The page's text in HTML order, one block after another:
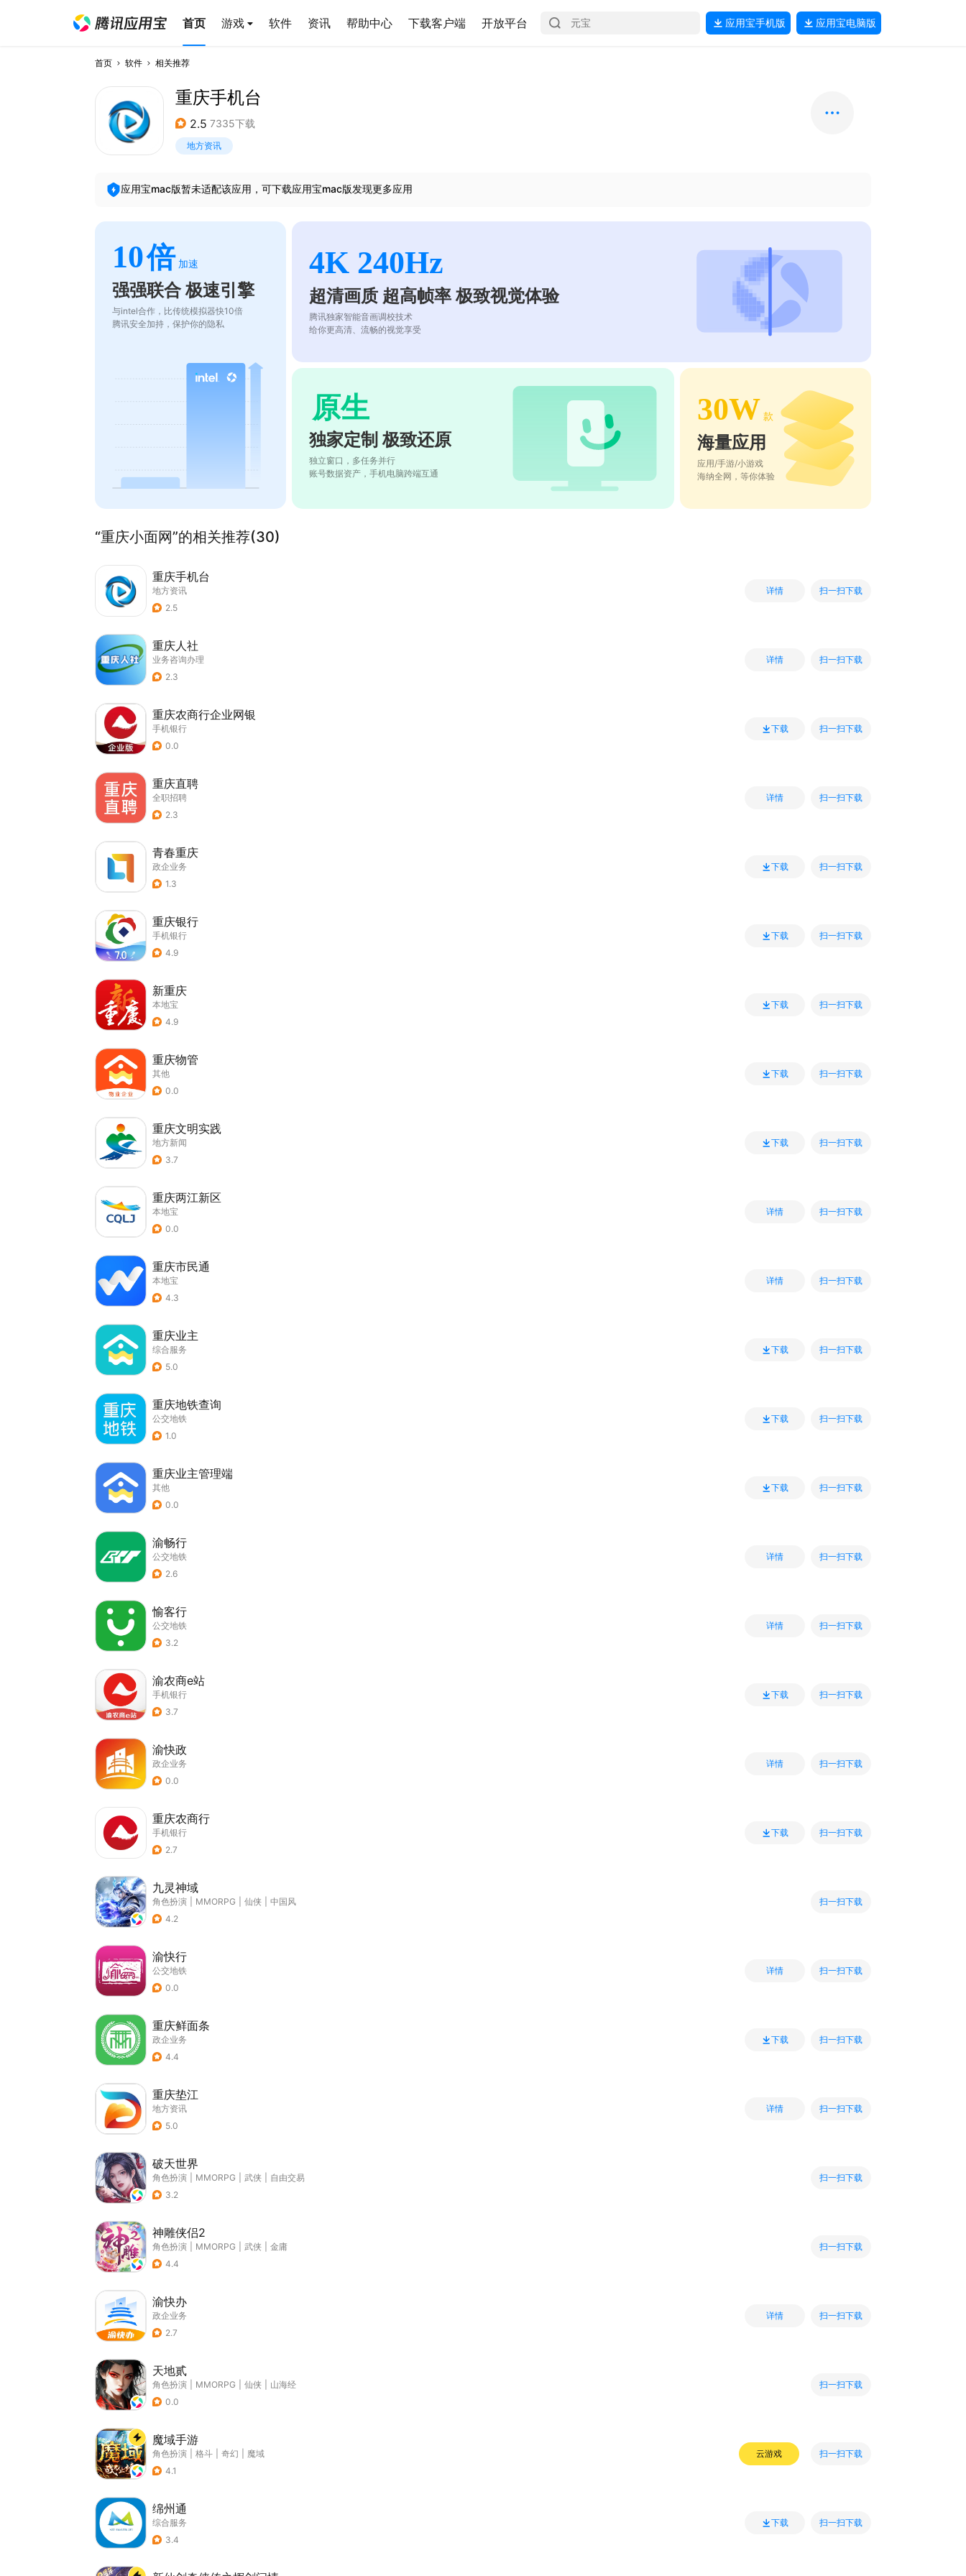
首页 游戏 软件 资讯 帮助中心 下载客户端 开放平台 应用宝手机版 应用宝电脑版
首页 软件 相关推荐
重庆手机台
2.5 7335下载
地方资讯
应用宝mac版暂未适配该应用，可下载应用宝mac版发现更多应用
10倍 加速
强强联合 极速引擎
与intel合作，比传统模拟器快10倍
腾讯安全加持，保护你的隐私
4K 240Hz
超清画质 超高帧率 极致视觉体验
腾讯独家智能音画调校技术
给你更高清、流畅的视觉享受
原生
独家定制 极致还原
独立窗口，多任务并行
账号数据资产，手机电脑跨端互通
30W 款
海量应用
应用/手游/小游戏
海纳全网，等你体验
“重庆小面网”的相关推荐(30)
重庆手机台
地方资讯
2.5
详情 扫一扫下载
重庆人社
业务咨询办理
2.3
详情 扫一扫下载
重庆农商行企业网银
手机银行
0.0
下载 扫一扫下载
重庆直聘
全职招聘
2.3
详情 扫一扫下载
青春重庆
政企业务
1.3
下载 扫一扫下载
重庆银行
手机银行
4.9
下载 扫一扫下载
新重庆
本地宝
4.9
下载 扫一扫下载
重庆物管
其他
0.0
下载 扫一扫下载
重庆文明实践
地方新闻
3.7
下载 扫一扫下载
重庆两江新区
本地宝
0.0
详情 扫一扫下载
重庆市民通
本地宝
4.3
详情 扫一扫下载
重庆业主
综合服务
5.0
下载 扫一扫下载
重庆地铁查询
公交地铁
1.0
下载 扫一扫下载
重庆业主管理端
其他
0.0
下载 扫一扫下载
渝畅行
公交地铁
2.6
详情 扫一扫下载
愉客行
公交地铁
3.2
详情 扫一扫下载
渝农商e站
手机银行
3.7
下载 扫一扫下载
渝快政
政企业务
0.0
详情 扫一扫下载
重庆农商行
手机银行
2.7
下载 扫一扫下载
九灵神域
角色扮演 MMORPG 仙侠
中国风
4.2
扫一扫下载
渝快行
公交地铁
0.0
详情 扫一扫下载
重庆鲜面条
政企业务
4.4
下载 扫一扫下载
重庆垫江
地方资讯
5.0
详情 扫一扫下载
破天世界
角色扮演 MMORPG 武侠
自由交易
3.2
扫一扫下载
神雕侠侣2
角色扮演 MMORPG 武侠
金庸
4.4
扫一扫下载
渝快办
政企业务
2.7
详情 扫一扫下载
天地贰
角色扮演 MMORPG 仙侠
山海经
0.0
扫一扫下载
魔域手游
角色扮演 格斗 奇幻
魔域
4.1
云游戏 扫一扫下载
绵州通
综合服务
3.4
下载 扫一扫下载